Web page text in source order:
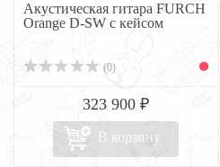
Акустическая гитара FURCH
Orange D-SW с кейсом
(0)
323 900 ₽
В корзину